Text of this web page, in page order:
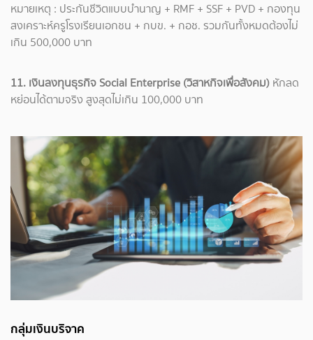
หมายเหตุ : ประกันชีวิตแบบบำนาญ + RMF + SSF + PVD + กองทุน
สงเคราะห์ครูโรงเรียนเอกชน + กบข. + กอช. รวมกันทั้งหมดต้องไม่
เกิน 500,000 บาท
11. เงินลงทุนธุรกิจ Social Enterprise (วิสาหกิจเพื่อสังคม) หักลด
หย่อนได้ตามจริง สูงสุดไม่เกิน 100,000 บาท
กลุ่มเงินบริจาค